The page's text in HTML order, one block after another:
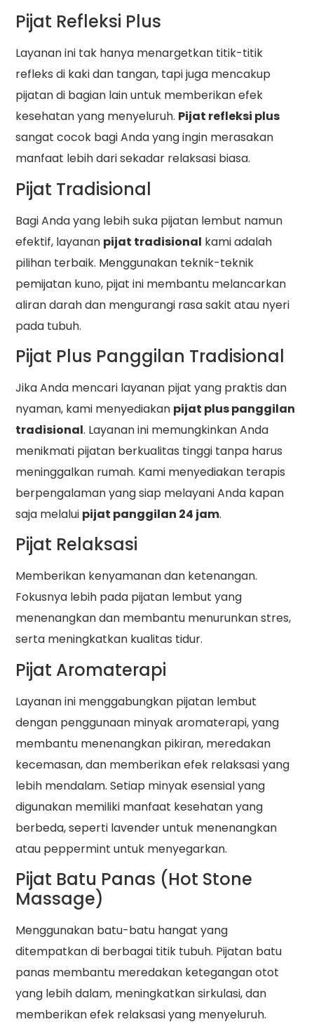
Pijat Refleksi Plus
Layanan ini tak hanya menargetkan titik-titik
refleks di kaki dan tangan, tapi juga mencakup
pijatan di bagian lain untuk memberikan efek
kesehatan yang menyeluruh. Pijat refleksi plus
sangat cocok bagi Anda yang ingin merasakan
manfaat lebih dari sekadar relaksasi biasa.
Pijat Tradisional
Bagi Anda yang lebih suka pijatan lembut namun
efektif, layanan pijat tradisional kami adalah
pilihan terbaik. Menggunakan teknik-teknik
pemijatan kuno, pijat ini membantu melancarkan
aliran darah dan mengurangi rasa sakit atau nyeri
pada tubuh.
Pijat Plus Panggilan Tradisional
Jika Anda mencari layanan pijat yang praktis dan
nyaman, kami menyediakan pijat plus panggilan
tradisional. Layanan ini memungkinkan Anda
menikmati pijatan berkualitas tinggi tanpa harus
meninggalkan rumah. Kami menyediakan terapis
berpengalaman yang siap melayani Anda kapan
saja melalui pijat panggilan 24 jam.
Pijat Relaksasi
Memberikan kenyamanan dan ketenangan.
Fokusnya lebih pada pijatan lembut yang
menenangkan dan membantu menurunkan stres,
serta meningkatkan kualitas tidur.
Pijat Aromaterapi
Layanan ini menggabungkan pijatan lembut
dengan penggunaan minyak aromaterapi, yang
membantu menenangkan pikiran, meredakan
kecemasan, dan memberikan efek relaksasi yang
lebih mendalam. Setiap minyak esensial yang
digunakan memiliki manfaat kesehatan yang
berbeda, seperti lavender untuk menenangkan
atau peppermint untuk menyegarkan.
Pijat Batu Panas (Hot Stone
Massage)
Menggunakan batu-batu hangat yang
ditempatkan di berbagai titik tubuh. Pijatan batu
panas membantu meredakan ketegangan otot
yang lebih dalam, meningkatkan sirkulasi, dan
memberikan efek relaksasi yang menyeluruh.